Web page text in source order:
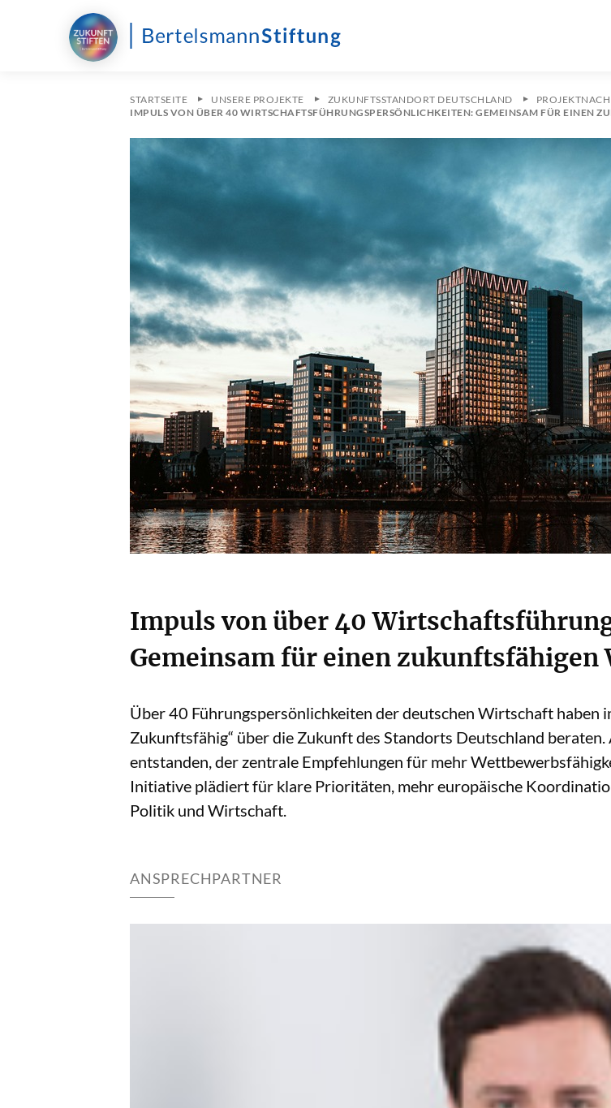
STARTSEITE UNSERE PROJEKTE ZUKUNFTSSTANDORT DEUTSCHLAND
IMPULS VON ÜBER 40 WIRTSCHAFTSFÜHRUNGSPERSÖNLICHKEITEN: GEMEINSAM FÜR EINEN
Impuls von über 40
Gemeinsam für einen
Über 40 Führungspersönlichkeiten der deutschen Wirtschaft haben
Zukunftsfähig“ über die Zukunft des Standorts Deutschland
entstanden, der zentrale Empfehlungen für mehr
Initiative plädiert für klare Prioritäten, mehr europäische
Politik und Wirtschaft.
ANSPRECHPARTNER